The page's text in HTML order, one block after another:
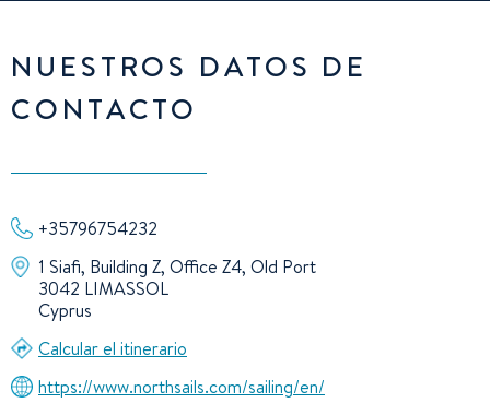
NUESTROS DATOS DE
CONTACTO
+35796754232
1 Siafi, Building Z, Office Z4, Old Port
3042 LIMASSOL
Cyprus
Calcular el itinerario
https://www.northsails.com/sailing/en/